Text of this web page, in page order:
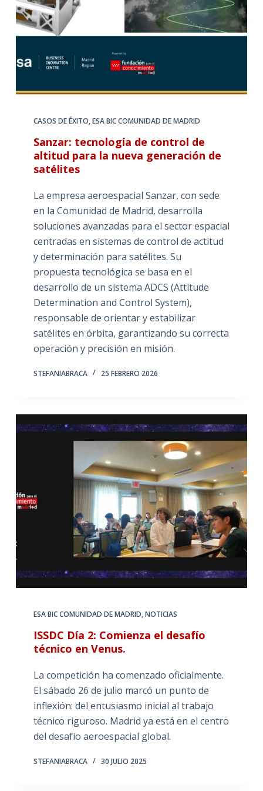
CASOS DE ÉXITO,ESA BIC COMUNIDAD DE MADRID
Sanzar: tecnología de control de
altitud para la nueva generación de
satélites
La empresa aeroespacial Sanzar, con sede
en la Comunidad de Madrid, desarrolla
soluciones avanzadas para el sector espacial
centradas en sistemas de control de actitud
y determinación para satélites. Su
propuesta tecnológica se basa en el
desarrollo de un sistema ADCS (Attitude
Determination and Control System),
responsable de orientar y estabilizar
satélites en órbita, garantizando su correcta
operación y precisión en misión.
STEFANIABRACA 25 FEBRERO 2026
ESA BIC COMUNIDAD DE MADRID,NOTICIAS
ISSDC Día 2: Comienza el desafío
técnico en Venus.
La competición ha comenzado oficialmente.
El sábado 26 de julio marcó un punto de
inflexión: del entusiasmo inicial al trabajo
técnico riguroso. Madrid ya está en el centro
del desafío aeroespacial global.
STEFANIABRACA 30 JULIO 2025